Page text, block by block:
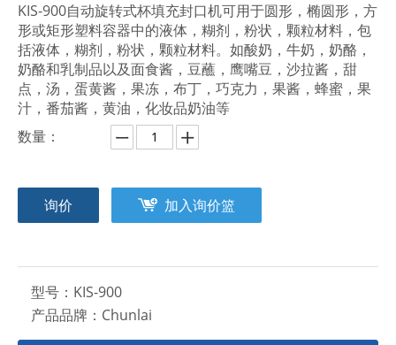
KIS-900自动旋转式杯填充封口机可用于圆形，椭圆形，方
形或矩形塑料容器中的液体，糊剂，粉状，颗粒材料，包
括液体，糊剂，粉状，颗粒材料。如酸奶，牛奶，奶酪，
奶酪和乳制品以及面食酱，豆蘸，鹰嘴豆，沙拉酱，甜
点，汤，蛋黄酱，果冻，布丁，巧克力，果酱，蜂蜜，果
汁，番茄酱，黄油，化妆品奶油等
数量：
询价 加入询价篮
型号： KIS-900
产品品牌： Chunlai